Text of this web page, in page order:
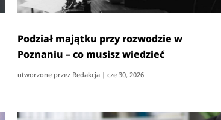
Podział majątku przy rozwodzie w
Poznaniu – co musisz wiedzieć
utworzone przez Redakcja |cze 30, 2026